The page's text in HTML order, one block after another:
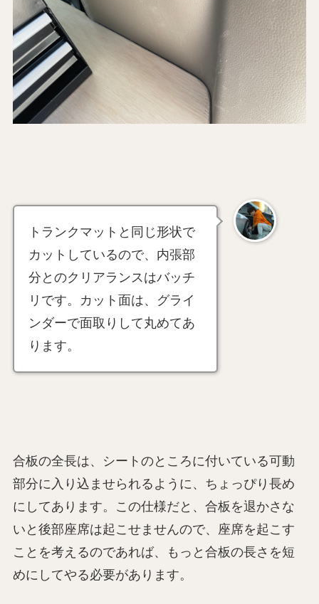
トランクマットと同じ形状で
カットしているので、内張部
分とのクリアランスはバッチ
リです。カット面は、グライ
ンダーで面取りして丸めてあ
ります。
合板の全長は、シートのところに付いている可動
部分に入り込ませられるように、ちょっぴり長め
にしてあります。この仕様だと、合板を退かさな
いと後部座席は起こせませんので、座席を起こす
ことを考えるのであれば、もっと合板の長さを短
めにしてやる必要があります。